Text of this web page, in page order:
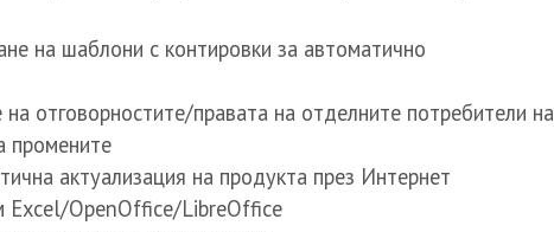
на шаблони с контировки за автоматично
отговорностите/правата на отделните потребители на
промените
актуализация на продукта през Интернет
Excel/OpenOffice/LibreOffice